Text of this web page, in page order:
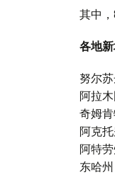
其中
各地
努尔
阿拉
奇姆
阿克
阿特
东哈